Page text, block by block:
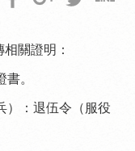
關證明：
。
）：退伍令（服役